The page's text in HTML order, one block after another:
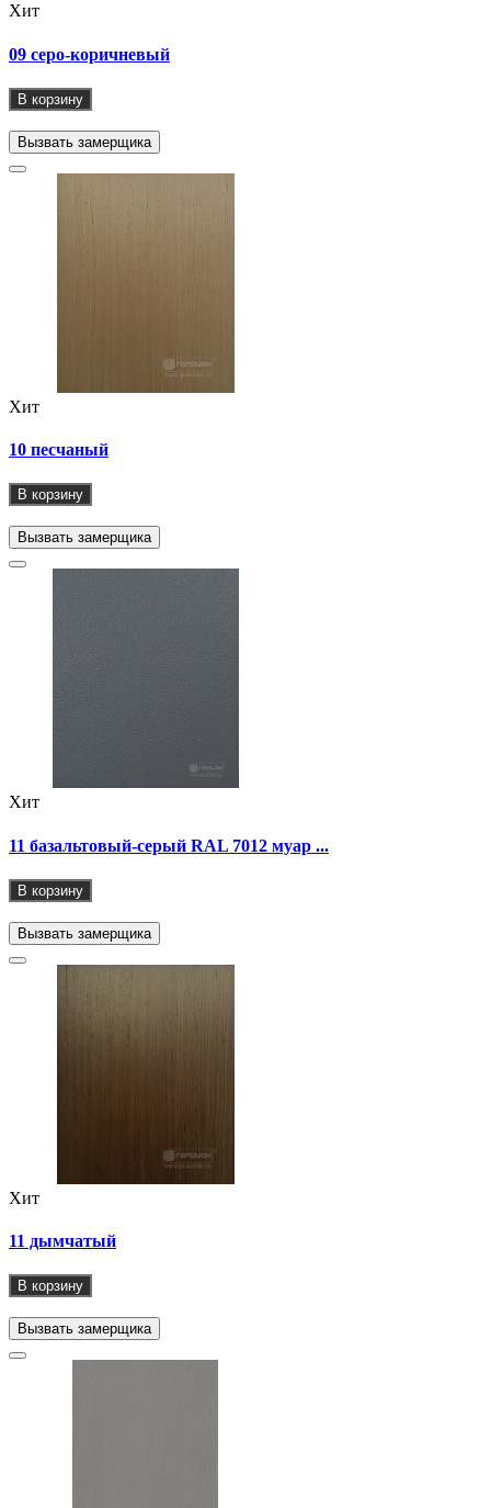
Хит
09 серо-коричневый
В корзину
Вызвать замерщика
Хит
10 песчаный
В корзину
Вызвать замерщика
Хит
11 базальтовый-серый RAL 7012 муар ...
В корзину
Вызвать замерщика
Хит
11 дымчатый
В корзину
Вызвать замерщика